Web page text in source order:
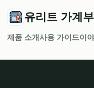
유리트 가계부
제품 소개사용 가이드이